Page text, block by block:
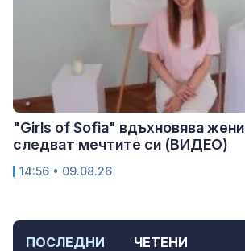
ПОСЛЕДНИ ЧЕТЕНИ
"Girls of Sofia" вдъхновява
следват мечтите си (ВИДЕО)
14:56 • 09.08.26